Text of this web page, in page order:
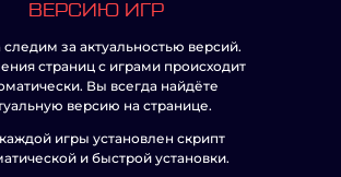
ВЕРСИЮ ИГР
следим за актуальностью версий.
страниц с играми происходит
Вы всегда найдёте
версию на странице.
игры установлен скрипт
и быстрой установки.